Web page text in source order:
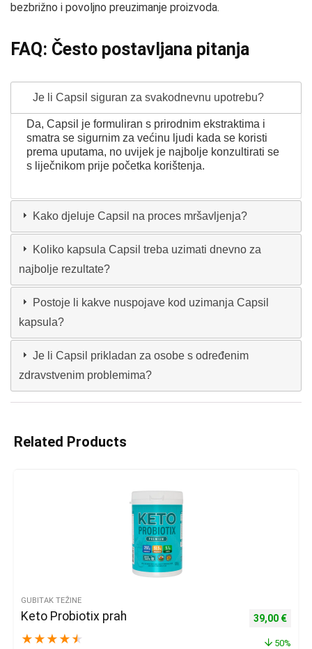
bezbrižno i povoljno preuzimanje proizvoda.
FAQ: Često postavljana pitanja
Je li Capsil siguran za svakodnevnu upotrebu?
Da, Capsil je formuliran s prirodnim ekstraktima i
smatra se sigurnim za većinu ljudi kada se koristi
prema uputama, no uvijek je najbolje konzultirati se
s liječnikom prije početka korištenja.
Kako djeluje Capsil na proces mršavljenja?
Koliko kapsula Capsil treba uzimati dnevno za
najbolje rezultate?
Postoje li kakve nuspojave kod uzimanja Capsil
kapsula?
Je li Capsil prikladan za osobe s određenim
zdravstvenim problemima?
Related Products
GUBITAK TEŽINE
Keto Probiotix prah
★ ★ ★ ★ ★
Izvorna
39,00 €
50%